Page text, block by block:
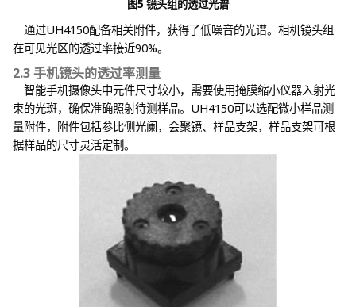
图5 镜头组的透过光谱
通过UH4150配备相关附件，获得了低噪音的光谱。相机镜头组
在可见光区的透过率接近90%。
2.3 手机镜头的透过率测量
智能手机摄像头中元件尺寸较小，需要使用掩膜缩小仪器入射光
束的光斑，确保准确照射待测样品。UH4150可以选配微小样品测
量附件，附件包括参比侧光阑，会聚镜、样品支架，样品支架可根
据样品的尺寸灵活定制。